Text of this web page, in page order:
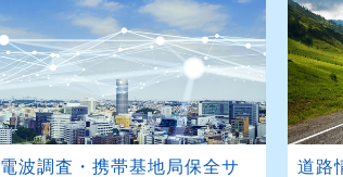
電波調査・携帯基地局保全サ
道路